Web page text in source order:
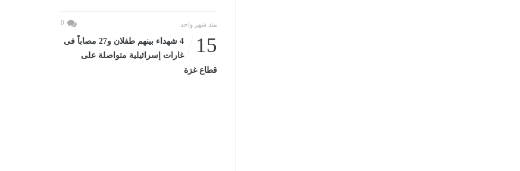
منذ شهر واحد 0
15
4 شهداء بينهم طفلان و27 مصاباً فى
غارات إسرائيلية متواصلة على
قطاع غزة